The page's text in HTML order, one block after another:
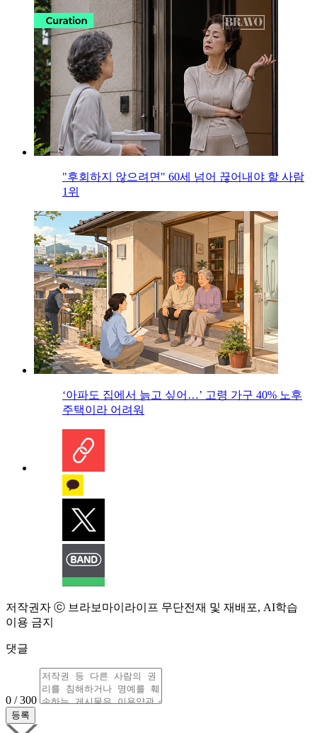
"후회하지 않으려면" 60세 넘어 끊어내야 할 사람
1위
‘아파도 집에서 늙고 싶어…’ 고령 가구 40% 노후
주택이라 어려워
저작권자 ⓒ 브라보마이라이프 무단전재 및 재배포, AI학습
이용 금지
댓글
0 / 300